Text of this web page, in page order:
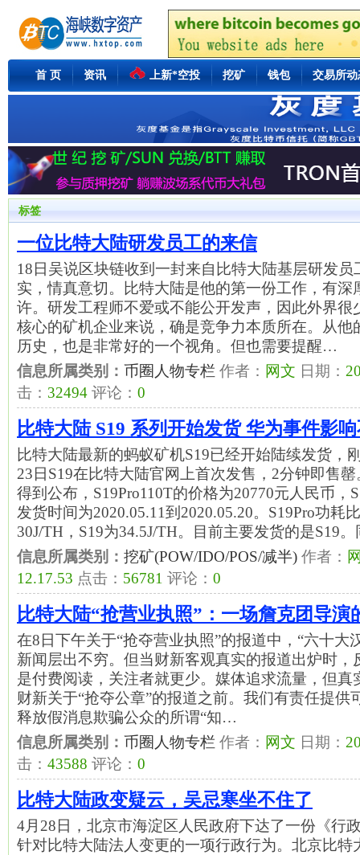
首 页 资讯 上新*空投 挖矿 钱包 交易所动
标签
一位比特大陆研发员工的来信
18日吴说区块链收到一封来自比特大陆基层研发
实，情真意切。比特大陆是他的第一份工作，有深
许。研发工程师不爱或不能公开发声，因此外界很
核心的矿机企业来说，确是竞争力本质所在。从他
历史，也是非常好的一个视角。但也需要提醒…
信息所属类别： 币圈人物专栏 作者： 网文 日期：
击： 32494 评论： 0
比特大陆 S19 系列开始发货 华为事件影
比特大陆最新的蚂蚁矿机S19已经开始陆续发货，
23日S19在比特大陆官网上首次发售，2分钟即售
得到公布，S19Pro110T的价格为20770元人民币，
发货时间为2020.05.11到2020.05.20。S19Pro功耗
30J/TH，S19为34.5J/TH。目前主要发货的是S19
信息所属类别： 挖矿(POW/IDO/POS/减半) 作者：
12.17.53 点击： 56781 评论： 0
比特大陆“抢营业执照”：一场詹克团导演
在8日下午关于“抢夺营业执照”的报道中，“六十大
新闻层出不穷。但当财新客观真实的报道出炉时，
是付费阅读，关注者就更少。媒体追求流量，但真
财新关于“抢夺公章”的报道之前。我们有责任提供
释放假消息欺骗公众的所谓“知…
信息所属类别： 币圈人物专栏 作者： 网文 日期：
击： 43588 评论： 0
比特大陆政变疑云，吴忌寒坐不住了
4月28日，北京市海淀区人民政府下达了一份《行
针对比特大陆法人变更的一项行政行为。北京比特